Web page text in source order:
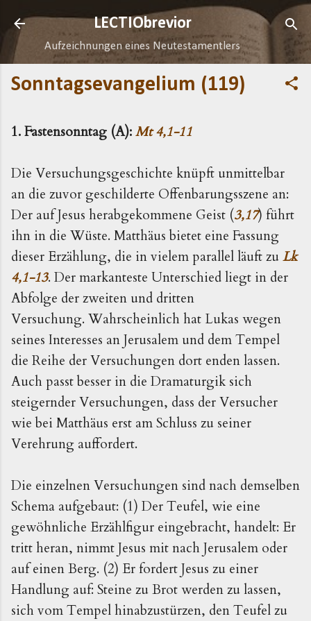
Direkt zum Hauptbereich
LECTIObrevior
Aufzeichnungen eines Neutestamentlers
Sonntagsevangelium (119)
1. Fastensonntag (A):Mt 4,1-11
Die Versuchungsgeschichte knüpft unmittelbar
an die zuvor geschilderte Offenbarungsszene an:
Der auf Jesus herabgekommene Geist (3,17) führt
ihn in die Wüste. Matthäus bietet eine Fassung
dieser Erzählung, die in vielem parallel läuft zuLk
4,1-13. Der markanteste Unterschied liegt in der
Abfolge der zweiten und dritten
Versuchung. Wahrscheinlich hat Lukas wegen
seines Interesses an Jerusalem und dem Tempel
die Reihe der Versuchungen dort enden lassen.
Auch passt besser in die Dramaturgik sich
steigernder Versuchungen, dass der Versucher
wie bei Matthäus erst am Schluss zu seiner
Verehrung auffordert.
Die einzelnen Versuchungen sind nach demselben
Schema aufgebaut: (1) Der Teufel, wie eine
gewöhnliche Erzählfigur eingebracht, handelt: Er
tritt heran, nimmt Jesus mit nach Jerusalem oder
auf einen Berg. (2) Er fordert Jesus zu einer
Handlung auf: Steine zu Brot werden zu lassen,
sich vom Tempel hinabzustürzen, den Teufel zu